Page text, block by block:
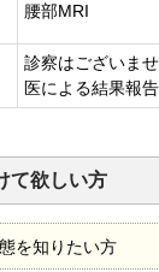
腰部MRI
診察はございま
医による結果報
て欲しい方
を知りたい方